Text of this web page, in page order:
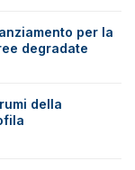
per la
degradate
della